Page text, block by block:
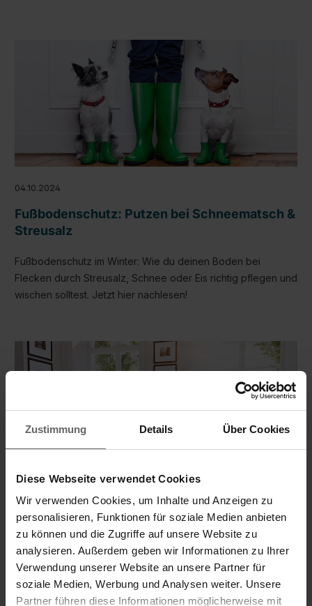
Zustimmung Details Über Cookies
Diese Webseite verwendet Cookies
Wir verwenden Cookies, um Inhalte und Anzeigen zu
personalisieren, Funktionen für soziale Medien anbieten
zu können und die Zugriffe auf unsere Website zu
analysieren. Außerdem geben wir Informationen zu Ihrer
Verwendung unserer Website an unsere Partner für
soziale Medien, Werbung und Analysen weiter. Unsere
Partner führen diese Informationen möglicherweise mit
04.10.2024
Fußbodenschutz: Putzen bei Schneematsch &
Streusalz
Fußbodenschutz im Winter: Wie du deinen Boden bei
Flecken durch Streusalz, Schnee oder Eis richtig pflegen und
wischen solltest. Jetzt hier nachlesen!
Frühjahrsputz: Tipps für ein sauberes Zuhause
So erledigt sich dein Frühjahrsputz fast wie von selbst. Jetzt
hier nützliche Tipps und Tricks nachlesen und mit System
putzen. Für ein Top-Ergebnis.